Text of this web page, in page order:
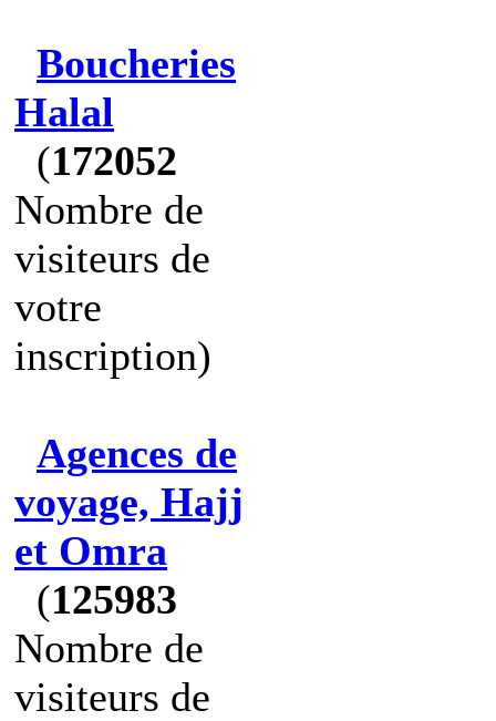
Boucheries
Halal
(172052
Nombre de
visiteurs de
votre
inscription)
Agences de
voyage, Hajj
et Omra
(125983
Nombre de
visiteurs de